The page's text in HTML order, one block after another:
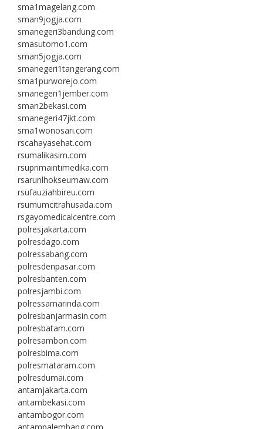
sma1magelang.com
sman9jogja.com
smanegeri3bandung.com
smasutomo1.com
sman5jogja.com
smanegeri1tangerang.com
sma1purworejo.com
smanegeri1jember.com
sman2bekasi.com
smanegeri47jkt.com
sma1wonosari.com
rscahayasehat.com
rsumalikasim.com
rsuprimaintimedika.com
rsarunlhokseumaw.com
rsufauziahbireu.com
rsumumcitrahusada.com
rsgayomedicalcentre.com
polresjakarta.com
polresdago.com
polressabang.com
polresdenpasar.com
polresbanten.com
polresjambi.com
polressamarinda.com
polresbanjarmasin.com
polresbatam.com
polresambon.com
polresbima.com
polresmataram.com
polresdumai.com
antamjakarta.com
antambekasi.com
antambogor.com